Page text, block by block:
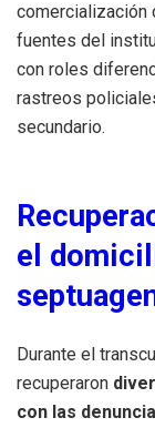
comercialización
fuentes del
con roles
rastreos
secundario.
el
Durante el
recuperaron
con las